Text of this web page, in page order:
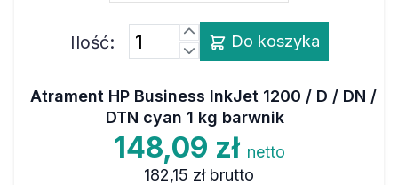
Ilość: Do koszyka
Atrament HP Business InkJet 1200 / D / DN /
DTN cyan 1 kg barwnik
148,09 zł netto
182,15 zł brutto